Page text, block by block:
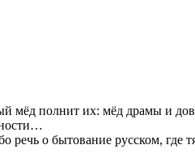
мёд полнит их: мёд драмы и
о бытование русском, где